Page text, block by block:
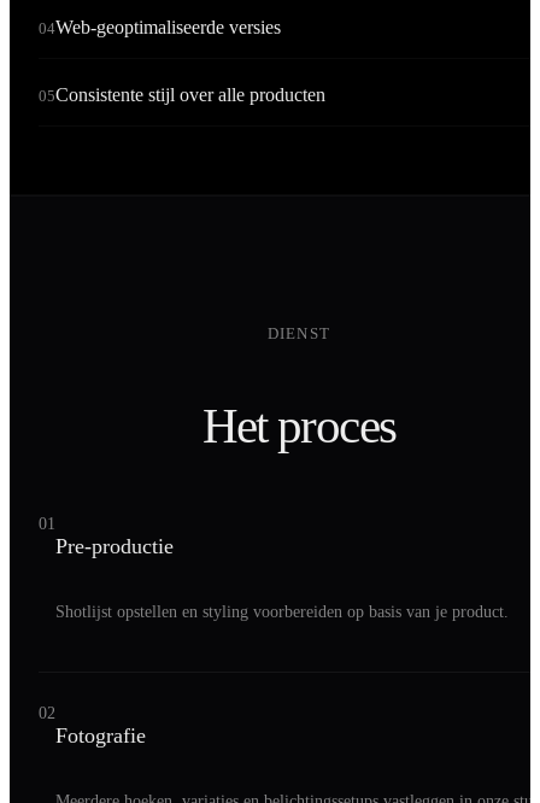
04Web-geoptimaliseerde versies
05Consistente stijl over alle producten
DIENST
Het proces
01
Pre-productie
Shotlijst opstellen en styling voorbereiden op basis van je product.
02
Fotografie